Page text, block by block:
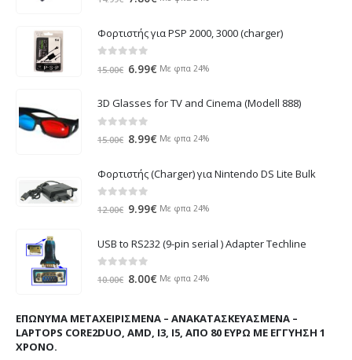
was:
14.99€.
τιμή
Φορτιστής για PSP 2000, 3000 (charger)
out of 5
15.00€ Original
was:
15.00€.
6.99€ Η
τιμή
Με φπα 24%
3D Glasses for TV and Cinema (Modell 888)
out of 5
15.00€ Original
was:
15.00€.
8.99€ Η
τιμή
είναι:
Με φπα 24%
Φορτιστής (Charger) για Nintendo DS Lite Bulk
out of 5
12.00€ Original
was:
12.00€.
9.99€ Η
τιμή
είναι:
Με φπα 24%
USB to RS232 (9-pin serial ) Adapter Techline
out of 5
10.00€ Original
10.00€.
8.00€ Η
είναι:
8.00€.
Με φπα 24%
ΕΠΏΝΥΜΑ ΜΕΤΑΧΕΙΡΙΣΜΈΝΑ – ΑΝΑΚΑΤΑΣΚΕΥΑΣΜΈΝΑ –
LAPTOPS CORE2DUO, AMD, I3, I5, ΑΠΌ 80 ΕΥΡΏ ΜΕ ΕΓΓΎΗΣΗ 1
ΧΡΌΝΟ.